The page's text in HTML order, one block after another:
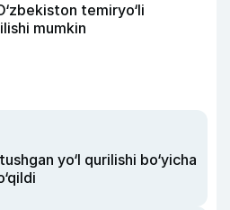
temiryo‘li
mumkin
yo‘l qurilishi bo‘yicha